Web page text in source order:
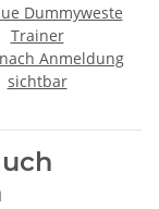
Dummyweste
Trainer
Anmeldung
sichtbar